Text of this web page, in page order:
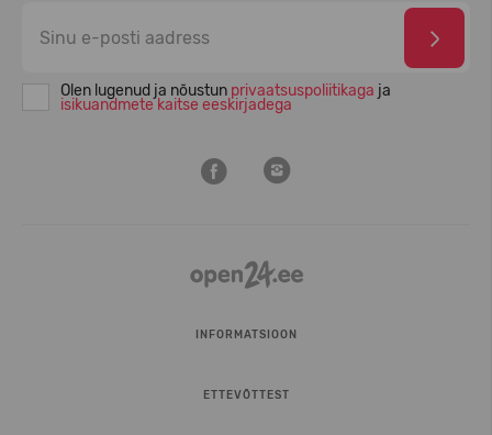
Olen lugenud ja nõustun privaatsuspoliitikaga ja
isikuandmete kaitse eeskirjadega
INFORMATSIOON
ETTEVÕTTEST